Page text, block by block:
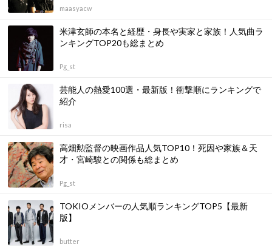
maasyacw
米津玄師の本名と経歴・身長や実家と家族！人気曲ラ
ンキングTOP20も総まとめ
Pg_st
芸能人の熱愛100選・最新版！衝撃順にランキングで
紹介
risa
高畑勲監督の映画作品人気TOP10！死因や家族＆天
才・宮崎駿との関係も総まとめ
Pg_st
TOKIOメンバーの人気順ランキングTOP5【最新
版】
butter